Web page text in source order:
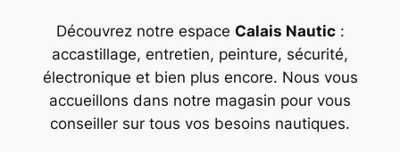
Découvrez notre espace Calais Nautic:
accastillage, entretien, peinture, sécurité,
électronique et bien plus encore. Nous vous
accueillons dans notre magasin pour vous
conseiller sur tous vos besoins nautiques.